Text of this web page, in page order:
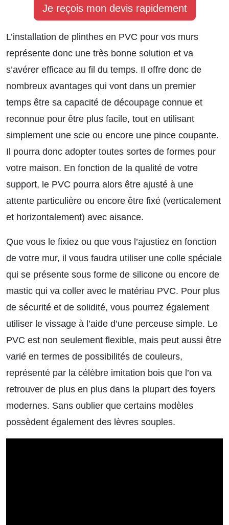
Je reçois mon devis rapidement
L’installation de plinthes en PVC pour vos murs
représente donc une très bonne solution et va
s’avérer efficace au fil du temps. Il offre donc de
nombreux avantages qui vont dans un premier
temps être sa capacité de découpage connue et
reconnue pour être plus facile, tout en utilisant
simplement une scie ou encore une pince coupante.
Il pourra donc adopter toutes sortes de formes pour
votre maison. En fonction de la qualité de votre
support, le PVC pourra alors être ajusté à une
attente particulière ou encore être fixé (verticalement
et horizontalement) avec aisance.
Que vous le fixiez ou que vous l’ajustiez en fonction
de votre mur, il vous faudra utiliser une colle spéciale
qui se présente sous forme de silicone ou encore de
mastic qui va coller avec le matériau PVC. Pour plus
de sécurité et de solidité, vous pourrez également
utiliser le vissage à l’aide d’une perceuse simple. Le
PVC est non seulement flexible, mais peut aussi être
varié en termes de possibilités de couleurs,
représenté par la célèbre imitation bois que l’on va
retrouver de plus en plus dans la plupart des foyers
modernes. Sans oublier que certains modèles
possèdent également des lèvres souples.